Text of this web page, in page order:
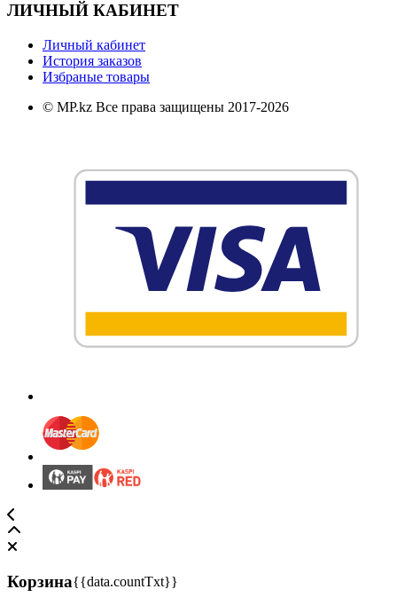
ЛИЧНЫЙ КАБИНЕТ
Личный кабинет
История заказов
Избраные товары
© MP.kz Все права защищены 2017-2026
Корзина{{data.countTxt}}